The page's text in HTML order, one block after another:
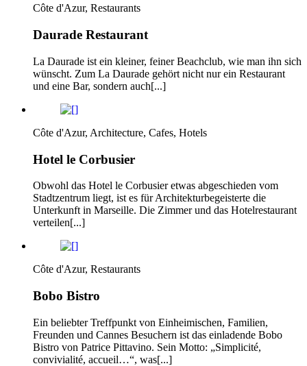
Côte d'Azur, Restaurants
Daurade Restaurant
La Daurade ist ein kleiner, feiner Beachclub, wie man ihn sich
wünscht. Zum La Daurade gehört nicht nur ein Restaurant
und eine Bar, sondern auch[...]
Côte d'Azur, Architecture, Cafes, Hotels
Hotel le Corbusier
Obwohl das Hotel le Corbusier etwas abgeschieden vom
Stadtzentrum liegt, ist es für Architekturbegeisterte die
Unterkunft in Marseille. Die Zimmer und das Hotelrestaurant
verteilen[...]
Côte d'Azur, Restaurants
Bobo Bistro
Ein beliebter Treffpunkt von Einheimischen, Familien,
Freunden und Cannes­ Besuchern ist das einladende Bobo
Bistro von Patrice Pittavino. Sein Motto: „Simplicité,
convivialité, accueil…“, was[...]